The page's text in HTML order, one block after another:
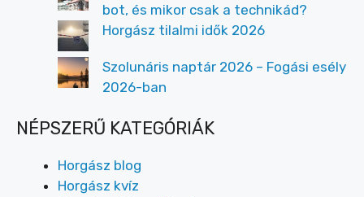
bot, és mikor csak a technikád?
Horgász tilalmi idők 2026
Szolunáris naptár 2026 – Fogási esély
2026-ban
NÉPSZERŰ KATEGÓRIÁK
Horgász blog
Horgász kvíz